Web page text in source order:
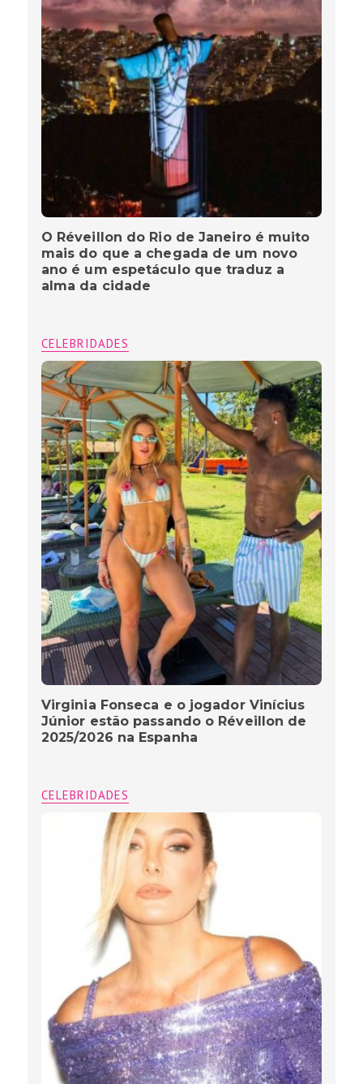
O Réveillon do Rio de Janeiro é muito
mais do que a chegada de um novo
ano é um espetáculo que traduz a
alma da cidade
CELEBRIDADES
Virginia Fonseca e o jogador Vinícius
Júnior estão passando o Réveillon de
2025/2026 na Espanha
CELEBRIDADES